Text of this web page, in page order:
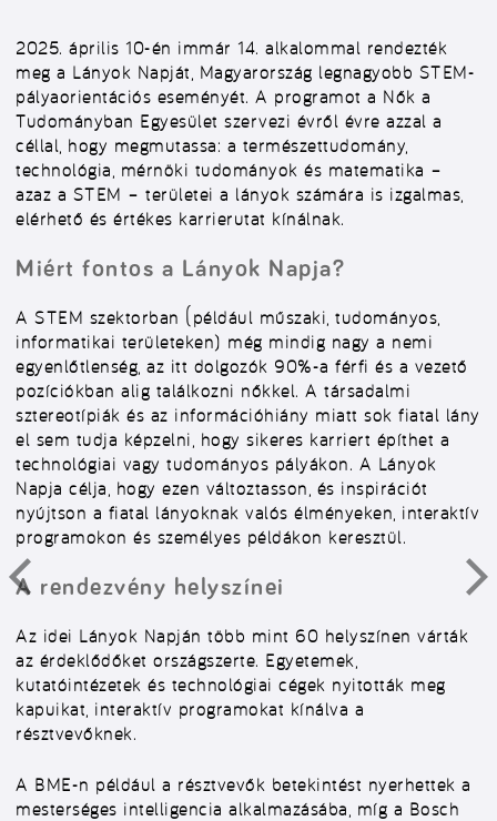
2025. április 10-én immár 14. alkalommal rendezték
meg a Lányok Napját, Magyarország legnagyobb STEM-
pályaorientációs eseményét. A programot a Nők a
Tudományban Egyesület szervezi évről évre azzal a
céllal, hogy megmutassa: a természettudomány,
technológia, mérnöki tudományok és matematika –
azaz a STEM – területei a lányok számára is izgalmas,
elérhető és értékes karrierutat kínálnak.
Miért fontos a Lányok Napja?
A STEM szektorban (például műszaki, tudományos,
informatikai területeken) még mindig nagy a nemi
egyenlőtlenség, az itt dolgozók 90%-a férfi és a vezető
pozíciókban alig találkozni nőkkel. A társadalmi
sztereotípiák és az információhiány miatt sok fiatal lány
el sem tudja képzelni, hogy sikeres karriert építhet a
technológiai vagy tudományos pályákon. A Lányok
Napja célja, hogy ezen változtasson, és inspirációt
nyújtson a fiatal lányoknak valós élményeken, interaktív
programokon és személyes példákon keresztül.
A rendezvény helyszínei
Az idei Lányok Napján több mint 60 helyszínen várták
az érdeklődőket országszerte. Egyetemek,
kutatóintézetek és technológiai cégek nyitották meg
kapuikat, interaktív programokat kínálva a
résztvevőknek.
A BME-n például a résztvevők betekintést nyerhettek a
mesterséges intelligencia alkalmazásába, míg a Bosch